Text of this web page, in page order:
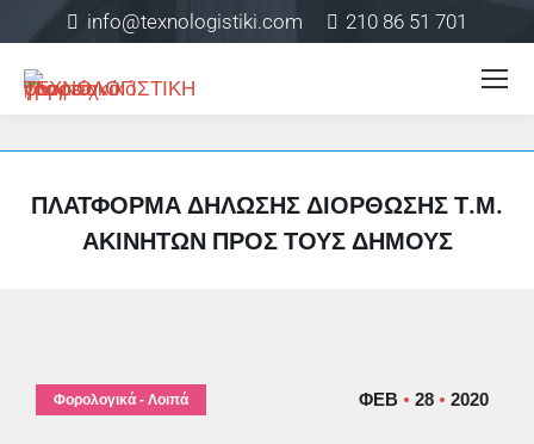
info@texnologistiki.com 210 86 51 701
ΠΛΑΤΦΌΡΜΑ ΔΉΛΩΣΗΣ ΔΙΌΡΘΩΣΗΣ Τ.Μ.
ΑΚΙΝΉΤΩΝ ΠΡΟΣ ΤΟΥΣ ΔΉΜΟΥΣ
ΦΕΒ 28 2020
Φορολογικά - Λοιπά